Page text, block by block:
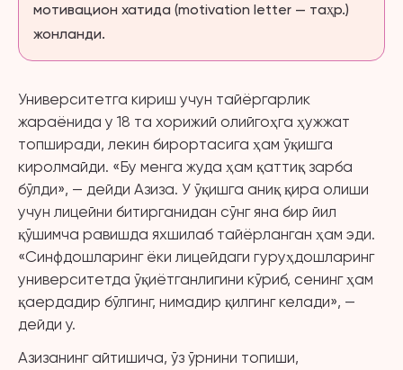
мотивацион хатида (motivation letter — таҳр.)
жонланди.
Университетга кириш учун тайёргарлик
жараёнида у 18 та хорижий олийгоҳга ҳужжат
топширади, лекин бирортасига ҳам ўқишга
киролмайди. «Бу менга жуда ҳам қаттиқ зарба
бўлди», — дейди Азиза. У ўқишга аниқ қира олиши
учун лицейни битирганидан сўнг яна бир йил
қўшимча равишда яхшилаб тайёрланган ҳам эди.
«Синфдошларинг ёки лицейдаги гуруҳдошларинг
университетда ўқиётганлигини кўриб, сенинг ҳам
қаердадир бўлгинг, нимадир қилгинг келади», —
дейди у.
Азизанинг айтишича, ўз ўрнини топиши,